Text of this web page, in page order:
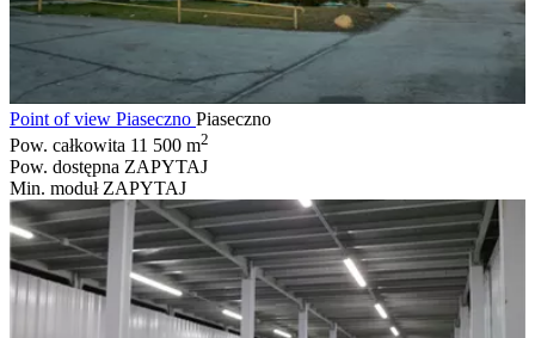
Point of view Piaseczno Piaseczno
Pow. całkowita 11 500 m2
Pow. dostępna ZAPYTAJ
Min. moduł ZAPYTAJ